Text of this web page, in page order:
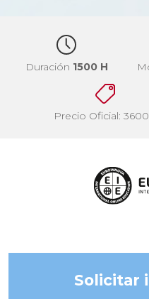
Duración 1500 H
Precio Oficial:
Solicitar